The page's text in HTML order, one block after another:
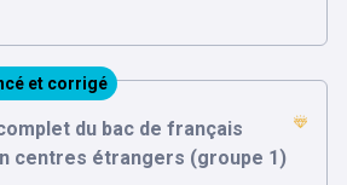
et corrigé
du bac de français
centres étrangers (groupe 1)